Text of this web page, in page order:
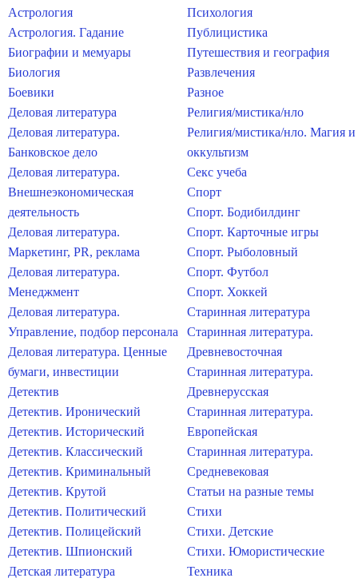
Астрология
Астрология. Гадание
Биографии и мемуары
Биология
Боевики
Деловая литература
Деловая литература.
Банковское дело
Деловая литература.
Внешнеэкономическая
деятельность
Деловая литература.
Маркетинг, PR, реклама
Деловая литература.
Менеджмент
Деловая литература.
Управление, подбор персонала
Деловая литература. Ценные
бумаги, инвестиции
Детектив
Детектив. Иронический
Детектив. Исторический
Детектив. Классический
Детектив. Криминальный
Детектив. Крутой
Детектив. Политический
Детектив. Полицейский
Детектив. Шпионский
Детская литература
Психология
Публицистика
Путешествия и география
Развлечения
Разное
Религия/мистика/нло
Религия/мистика/нло. Магия и
оккультизм
Секс учеба
Спорт
Спорт. Бодибилдинг
Спорт. Карточные игры
Спорт. Рыболовный
Спорт. Футбол
Спорт. Хоккей
Старинная литература
Старинная литература.
Древневосточная
Старинная литература.
Древнерусская
Старинная литература.
Европейская
Старинная литература.
Средневековая
Статьи на разные темы
Стихи
Стихи. Детские
Стихи. Юмористические
Техника